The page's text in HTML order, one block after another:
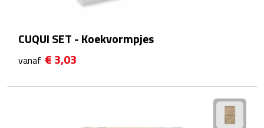
Plastic bekers
CUQUI SET - Koekvormpjes
vanaf € 3,03